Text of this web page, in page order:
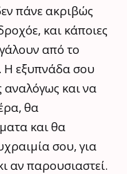
πάνε ακριβώς
και κάποιες
από το
Η εξυπνάδα σου
αναλόγως και να
θα
και θα
σου, για
αν παρουσιαστεί.